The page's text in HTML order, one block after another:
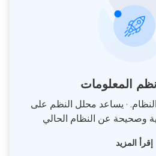
المعلومات
· يساعد محلل النظم على
عن النظام الحالي
المزيد